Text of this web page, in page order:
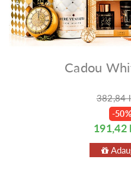
Cadou
382,84
-
191,42